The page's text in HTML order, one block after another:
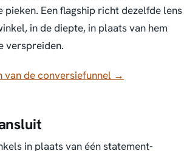
pieken. Een flagship richt dezelfde lens
in de diepte, in plaats van hem
verspreiden.
van de conversiefunnel →
in plaats van één statement-